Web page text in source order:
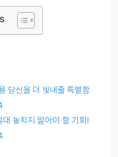
당신을 더 빛내줄 특별함
놓치지 말아야 할 기회!